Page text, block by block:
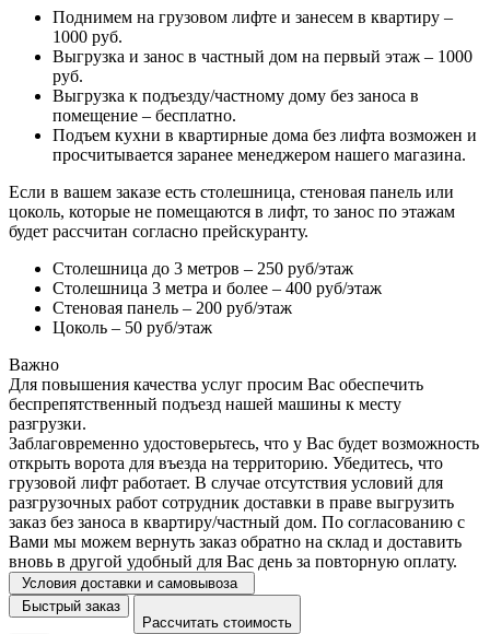
Поднимем на грузовом лифте и занесем в квартиру –
1000 руб.
Выгрузка и занос в частный дом на первый этаж – 1000
руб.
Выгрузка к подъезду/частному дому без заноса в
помещение – бесплатно.
Подъем кухни в квартирные дома без лифта возможен и
просчитывается заранее менеджером нашего магазина.
Если в вашем заказе есть столешница, стеновая панель или
цоколь, которые не помещаются в лифт, то занос по этажам
будет рассчитан согласно прейскуранту.
Столешница до 3 метров – 250 руб/этаж
Столешница 3 метра и более – 400 руб/этаж
Стеновая панель – 200 руб/этаж
Цоколь – 50 руб/этаж
Важно
Для повышения качества услуг просим Вас обеспечить
беспрепятственный подъезд нашей машины к месту
разгрузки.
Заблаговременно удостоверьтесь, что у Вас будет возможность
открыть ворота для въезда на территорию. Убедитесь, что
грузовой лифт работает. В случае отсутствия условий для
разгрузочных работ сотрудник доставки в праве выгрузить
заказ без заноса в квартиру/частный дом. По согласованию с
Вами мы можем вернуть заказ обратно на склад и доставить
вновь в другой удобный для Вас день за повторную оплату.
Условия доставки и самовывоза
Быстрый заказ
Рассчитать стоимость